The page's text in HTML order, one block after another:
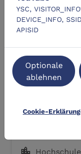
YSC,
DEVICE_INFO,
APISID
Optionale
ablehnen
Cookie-
Ähnliche
location_city